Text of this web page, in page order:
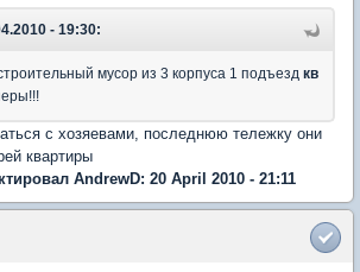
- 19:30:
мусор из 3 корпуса 1 подъезд кв
с хозяевами, последнюю тележку они
квартиры
AndrewD: 20 April 2010 - 21:11